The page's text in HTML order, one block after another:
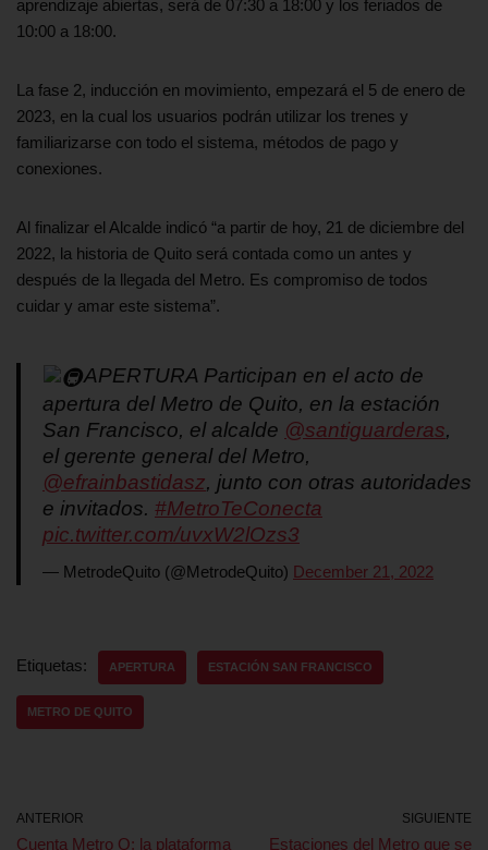
aprendizaje abiertas, será de 07:30 a 18:00 y los feriados de
10:00 a 18:00.
La fase 2, inducción en movimiento, empezará el 5 de enero de
2023, en la cual los usuarios podrán utilizar los trenes y
familiarizarse con todo el sistema, métodos de pago y
conexiones.
Al finalizar el Alcalde indicó “a partir de hoy, 21 de diciembre del
2022, la historia de Quito será contada como un antes y
después de la llegada del Metro. Es compromiso de todos
cuidar y amar este sistema”.
APERTURA Participan en el acto de
apertura del Metro de Quito, en la estación
San Francisco, el alcalde @santiguarderas,
el gerente general del Metro,
@efrainbastidasz, junto con otras autoridades
e invitados. #MetroTeConecta
pic.twitter.com/uvxW2lOzs3
— MetrodeQuito (@MetrodeQuito) December 21, 2022
Etiquetas: APERTURA ESTACIÓN SAN FRANCISCO
METRO DE QUITO
ANTERIOR
Cuenta Metro Q: la plataforma
SIGUIENTE
Estaciones del Metro que se